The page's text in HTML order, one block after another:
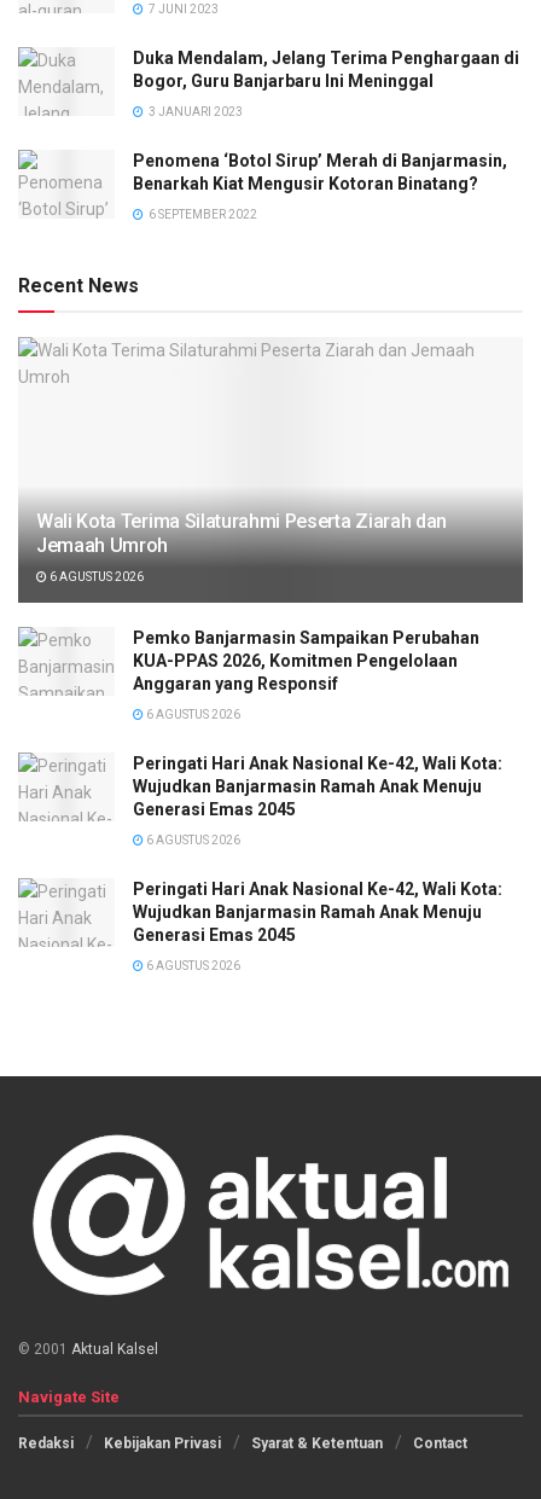
7 JUNI 2023
Duka Mendalam, Jelang Terima Penghargaan di
Bogor, Guru Banjarbaru Ini Meninggal
3 JANUARI 2023
Penomena ‘Botol Sirup’ Merah di Banjarmasin,
Benarkah Kiat Mengusir Kotoran Binatang?
6 SEPTEMBER 2022
Recent News
Wali Kota Terima Silaturahmi Peserta Ziarah dan
Jemaah Umroh
6 AGUSTUS 2026
Pemko Banjarmasin Sampaikan Perubahan
KUA-PPAS 2026, Komitmen Pengelolaan
Anggaran yang Responsif
6 AGUSTUS 2026
Peringati Hari Anak Nasional Ke-42, Wali Kota:
Wujudkan Banjarmasin Ramah Anak Menuju
Generasi Emas 2045
6 AGUSTUS 2026
Peringati Hari Anak Nasional Ke-42, Wali Kota:
Wujudkan Banjarmasin Ramah Anak Menuju
Generasi Emas 2045
6 AGUSTUS 2026
© 2001 Aktual Kalsel
Navigate Site
Redaksi Kebijakan Privasi Syarat & Ketentuan Contact